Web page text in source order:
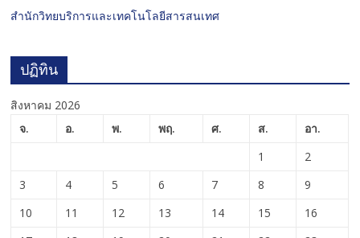
สำนักวิทยบริการและเทคโนโลยีสารสนเทศ
ปฏิทิน
สิงหาคม 2026
จ.
อ. พ. พฤ. ศ. ส. อา.
1
2
3
4 5 6 7 8
9
10
11 12 13 14 15
16